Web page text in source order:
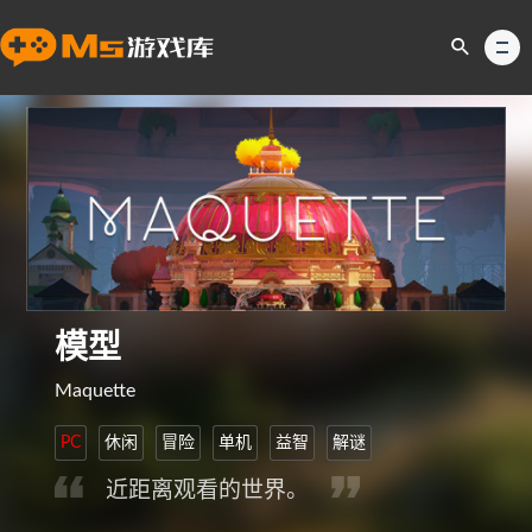
模型
Maquette
PC 休闲 冒险 单机 益智 解谜
近距离观看的世界。